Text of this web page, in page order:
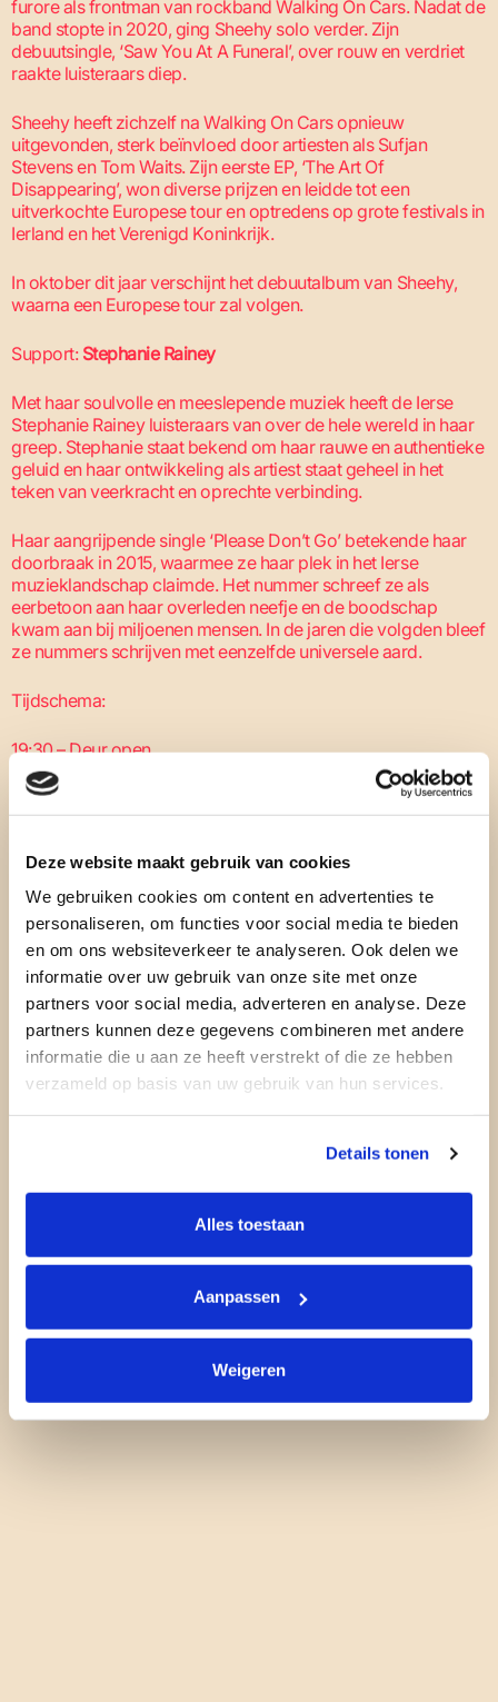
Deze website maakt gebruik van cookies
We gebruiken cookies om content en advertenties te
personaliseren, om functies voor social media te bieden
en om ons websiteverkeer te analyseren. Ook delen we
informatie over uw gebruik van onze site met onze
partners voor social media, adverteren en analyse. Deze
partners kunnen deze gegevens combineren met andere
informatie die u aan ze heeft verstrekt of die ze hebben
verzameld op basis van uw gebruik van hun services.
Details tonen
Alles toestaan
Aanpassen
Weigeren
furore als frontman van rockband Walking On Cars. Nadat de
band stopte in 2020, ging Sheehy solo verder. Zijn
debuutsingle, ‘Saw You At A Funeral’, over rouw en verdriet
raakte luisteraars diep.
Sheehy heeft zichzelf na Walking On Cars opnieuw
uitgevonden, sterk beïnvloed door artiesten als Sufjan
Stevens en Tom Waits. Zijn eerste EP, ‘The Art Of
Disappearing’, won diverse prijzen en leidde tot een
uitverkochte Europese tour en optredens op grote festivals in
Ierland en het Verenigd Koninkrijk.
In oktober dit jaar verschijnt het debuutalbum van Sheehy,
waarna een Europese tour zal volgen.
Support: Stephanie Rainey
Met haar soulvolle en meeslepende muziek heeft de Ierse
Stephanie Rainey luisteraars van over de hele wereld in haar
greep. Stephanie staat bekend om haar rauwe en authentieke
geluid en haar ontwikkeling als artiest staat geheel in het
teken van veerkracht en oprechte verbinding.
Haar aangrijpende single ‘Please Don’t Go’ betekende haar
doorbraak in 2015, waarmee ze haar plek in het Ierse
muzieklandschap claimde. Het nummer schreef ze als
eerbetoon aan haar overleden neefje en de boodschap
kwam aan bij miljoenen mensen. In de jaren die volgden bleef
ze nummers schrijven met eenzelfde universele aard.
Tijdschema:
19:30 – Deur open
20:00 – Aanvang Stephanie Rainey
21:00 – Aanvang Pa Sheehy
Sheehy heeft zichzelf na Walking On Cars
opnieuw uitgevonden, sterk beïnvloed door
artiesten als Sufjan Stevens en Tom Waits.
Zijn eerste EP, ‘The Art Of Disappearing’,
won diverse prijzen.